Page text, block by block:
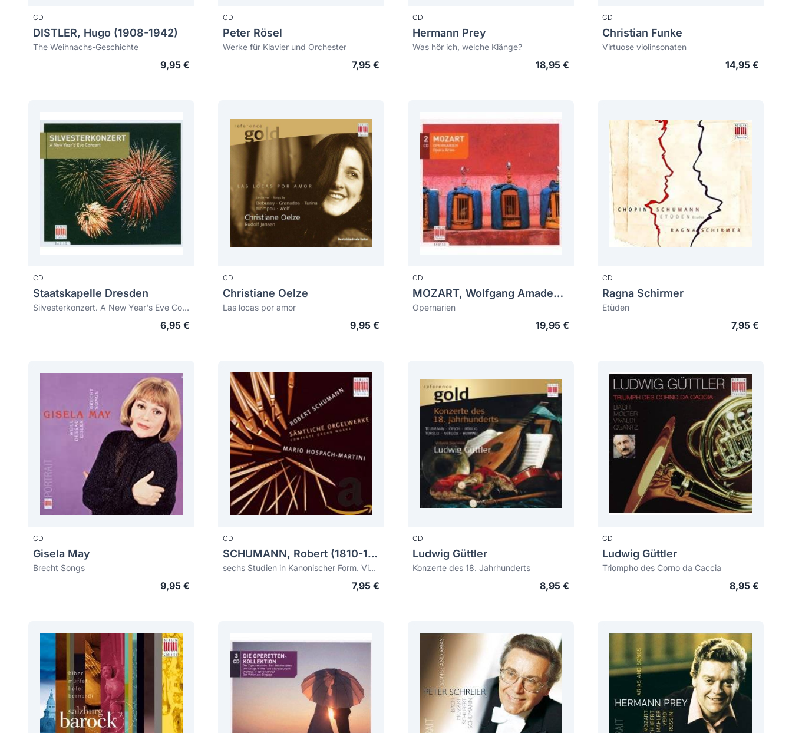
CD
DISTLER, Hugo (1908-1942)
The Weihnachs-Geschichte
9,95 €
CD
Peter Rösel
Werke für Klavier und Orchester
7,95 €
CD
Hermann Prey
Was hör ich, welche Klänge?
18,95 €
CD
Christian Funke
Virtuose violinsonaten
14,95 €
CD
Staatskapelle Dresden
Silvesterkonzert. A New Year's Eve Concert
6,95 €
CD
Christiane Oelze
Las locas por amor
9,95 €
CD
MOZART, Wolfgang Amadeus (1756-1791)
Opernarien
19,95 €
CD
Ragna Schirmer
Etüden
7,95 €
CD
Gisela May
Brecht Songs
9,95 €
CD
SCHUMANN, Robert (1810-1856)
sechs Studien in Kanonischer Form. Vier Skizzen. Sechs Fugen über Bach
7,95 €
CD
Ludwig Güttler
Konzerte des 18. Jahrhunderts
8,95 €
CD
Ludwig Güttler
Triompho des Corno da Caccia
8,95 €